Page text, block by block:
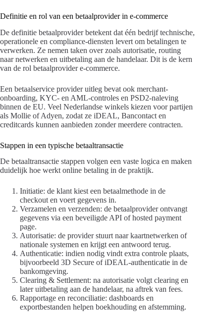
Definitie en rol van een betaalprovider in e-commerce
De definitie betaalprovider betekent dat één bedrijf technische,
operationele en compliance-diensten levert om betalingen te
verwerken. Ze nemen taken over zoals autorisatie, routing
naar netwerken en uitbetaling aan de handelaar. Dit is de kern
van de rol betaalprovider e-commerce.
Een betaalservice provider uitleg bevat ook merchant-
onboarding, KYC- en AML-controles en PSD2-naleving
binnen de EU. Veel Nederlandse winkels kiezen voor partijen
als Mollie of Adyen, zodat ze iDEAL, Bancontact en
creditcards kunnen aanbieden zonder meerdere contracten.
Stappen in een typische betaaltransactie
De betaaltransactie stappen volgen een vaste logica en maken
duidelijk hoe werkt online betaling in de praktijk.
Initiatie: de klant kiest een betaalmethode in de
checkout en voert gegevens in.
Verzamelen en verzenden: de betaalprovider ontvangt
gegevens via een beveiligde API of hosted payment
page.
Autorisatie: de provider stuurt naar kaartnetwerken of
nationale systemen en krijgt een antwoord terug.
Authenticatie: indien nodig vindt extra controle plaats,
bijvoorbeeld 3D Secure of iDEAL-authenticatie in de
bankomgeving.
Clearing & Settlement: na autorisatie volgt clearing en
later uitbetaling aan de handelaar, na aftrek van fees.
Rapportage en reconciliatie: dashboards en
exportbestanden helpen boekhouding en afstemming.